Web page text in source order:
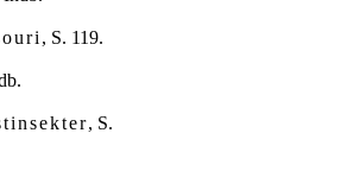
, S. 119.
, S.